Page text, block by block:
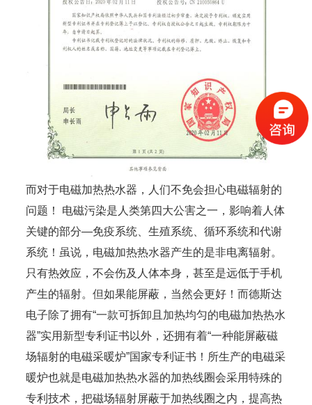
而对于电磁加热热水器，人们不免会担心电磁辐射的
问题！ 电磁污染是人类第四大公害之一，影响着人体
关键的部分—免疫系统、生殖系统、循环系统和代谢
系统！虽说，电磁加热热水器产生的是非电离辐射。
只有热效应，不会伤及人体本身，甚至是远低于手机
产生的辐射。但如果能屏蔽，当然会更好！而德斯达
电子除了拥有“一款可拆卸且加热均匀的电磁加热热水
器”实用新型专利证书以外，还拥有着“一种能屏蔽磁
场辐射的电磁采暖炉”国家专利证书！所生产的电磁采
暖炉也就是电磁加热热水器的加热线圈会采用特殊的
专利技术，把磁场辐射屏蔽于加热线圈之内，提高热